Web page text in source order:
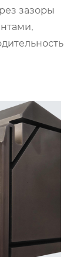
зазоры